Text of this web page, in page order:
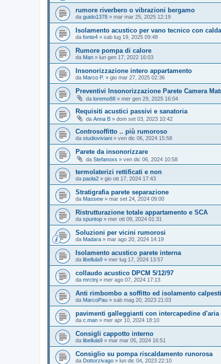
rumore riverbero o vibrazioni bergamo
da guido1378 » mar mar 25, 2025 12:19
Isolamento acustico per vano tecnico con
da fonte4 » sab lug 19, 2025 09:48
Rumore pompa di calore
da Man » lun gen 17, 2022 16:03
Insonorizzazione intero appartamento
da Marco P. » gio mar 27, 2025 02:36
Preventivi Insonorizzazione Parete Camera
da loremo88 » mer gen 29, 2025 16:04
Requisiti acustici passivi e sanatoria
da Anna B » dom set 03, 2023 10:42
Controsoffitto .. più rumoroso
da studioviviani » ven dic 06, 2024 15:58
Parete da insonorizzare
da Stefanoxs » ven dic 06, 2024 10:58
termolaterizi rettificati e non
da paola2 » gio ott 17, 2024 17:43
Stratigrafia parete separazione
da Massew » mar set 24, 2024 09:00
Ristrutturazione totale appartamento e SCA
da spuntop » mer ott 09, 2024 01:31
Soluzioni per vicini rumorosi
da Madara » mar ago 20, 2024 14:19
Isolamento acustico parete interna
da libellula9 » mer lug 17, 2024 13:57
collaudo acustico DPCM 5/12/97
da mrctnj » mer ago 07, 2024 17:13
Anti rimbombo a soffitto ed isolamento
da MarcoPau » sab mag 20, 2023 21:03
pavimenti galleggianti con intercapedine d'aria
da c.man » mer apr 10, 2024 18:10
Consigli cappotto interno
da libellula9 » mar mar 05, 2024 16:51
Consiglio su pompa riscaldamento runorosa
da Dottorzivago » lun dic 04, 2023 22:10